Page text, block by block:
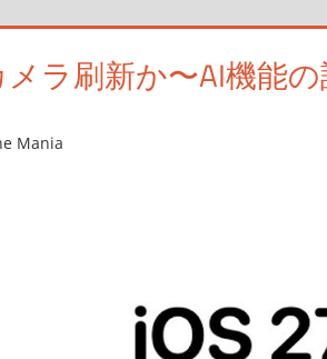
メラ刷新か〜AI機能
Mania